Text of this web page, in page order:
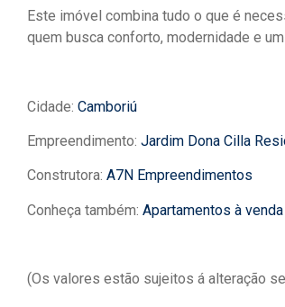
Este imóvel combina tudo o que é
quem busca conforto, modernidade e
Cidade: Camboriú
Empreendimento: Jardim Dona Cilla
Construtora: A7N Empreendimentos
Conheça também: Apartamentos à
(Os valores estão sujeitos á alteração